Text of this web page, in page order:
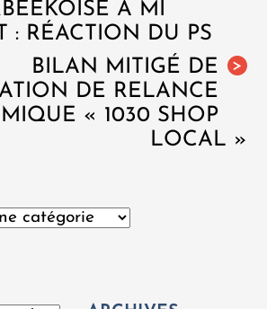
À MI
: RÉACTION DU PS
>
BILAN MITIGÉ DE
DE RELANCE
« 1030 SHOP
LOCAL »